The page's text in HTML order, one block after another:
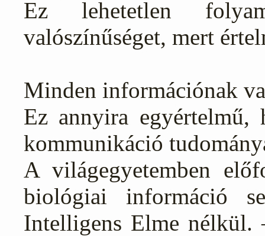
Ez lehetetlen
valószínűséget, mert
Minden információnak
Ez annyira
kommunikáció
A világegyetemben
biológiai információ
Intelligens Elme